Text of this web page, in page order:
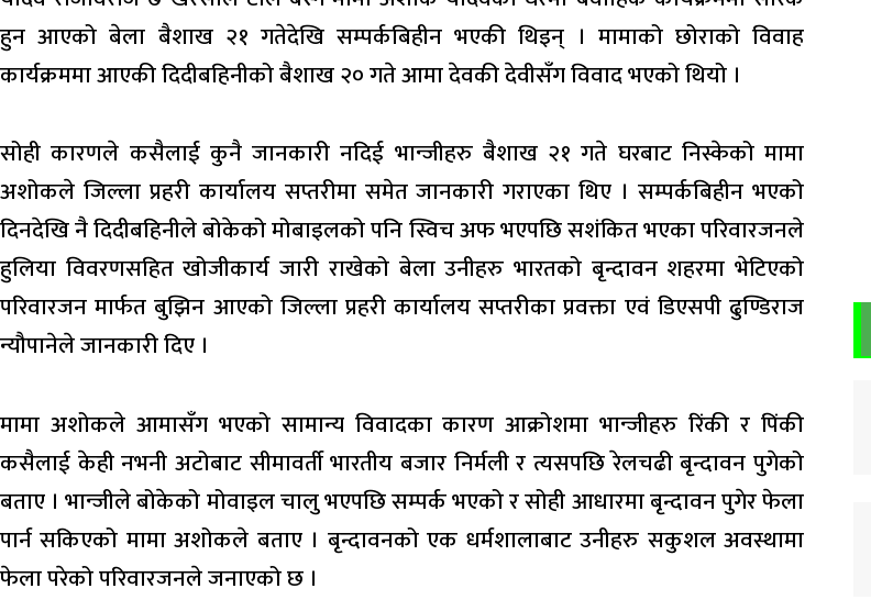
हुन आएको बेला बैशाख २१ गतेदेखि सम्पर्कबिहीन भएकी थिइन् । मामाको छोराको विवाह
कार्यक्रममा आएकी दिदीबहिनीको बैशाख २० गते आमा देवकी देवीसँग विवाद भएको थियो ।
सोही कारणले कसैलाई कुनै जानकारी नदिई भान्जीहरु बैशाख २१ गते घरबाट निस्केको मामा
अशोकले जिल्ला प्रहरी कार्यालय सप्तरीमा समेत जानकारी गराएका थिए । सम्पर्कबिहीन भएको
दिनदेखि नै दिदीबहिनीले बोकेको मोबाइलको पनि स्विच अफ भएपछि सशंकित भएका परिवारजनले
हुलिया विवरणसहित खोजीकार्य जारी राखेको बेला उनीहरु भारतको बृन्दावन शहरमा भेटिएको
परिवारजन मार्फत बुझिन आएको जिल्ला प्रहरी कार्यालय सप्तरीका प्रवक्ता एवं डिएसपी ढुण्डिराज
न्यौपानेले जानकारी दिए ।
मामा अशोकले आमासँग भएको सामान्य विवादका कारण आक्रोशमा भान्जीहरु रिंकी र पिंकी
कसैलाई केही नभनी अटोबाट सीमावर्ती भारतीय बजार निर्मली र त्यसपछि रेलचढी बृन्दावन पुगेको
बताए । भान्जीले बोकेको मोवाइल चालु भएपछि सम्पर्क भएको र सोही आधारमा बृन्दावन पुगेर फेला
पार्न सकिएको मामा अशोकले बताए । बृन्दावनको एक धर्मशालाबाट उनीहरु सकुशल अवस्थामा
फेला परेको परिवारजनले जनाएको छ ।